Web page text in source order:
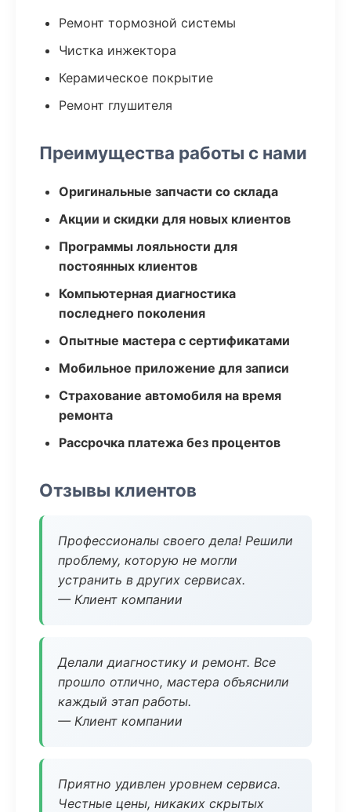
Ремонт тормозной системы
Чистка инжектора
Керамическое покрытие
Ремонт глушителя
Преимущества работы с нами
Оригинальные запчасти со склада
Акции и скидки для новых клиентов
Программы лояльности для
постоянных клиентов
Компьютерная диагностика
последнего поколения
Опытные мастера с сертификатами
Мобильное приложение для записи
Страхование автомобиля на время
ремонта
Рассрочка платежа без процентов
Отзывы клиентов
Профессионалы своего дела! Решили
проблему, которую не могли
устранить в других сервисах.
— Клиент компании
Делали диагностику и ремонт. Все
прошло отлично, мастера объяснили
каждый этап работы.
— Клиент компании
Приятно удивлен уровнем сервиса.
Честные цены, никаких скрытых